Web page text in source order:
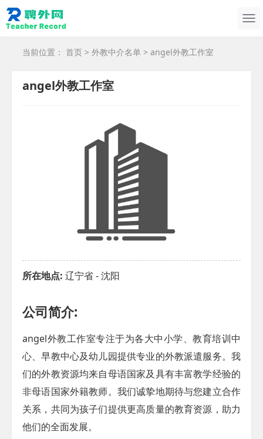
当前位置： 首页 > 外教中介名单 > angel外教工作室
angel外教工作室
所在地点: 辽宁省 - 沈阳
公司简介:
angel外教工作室专注于为各大中小学、教育培训中
心、早教中心及幼儿园提供专业的外教派遣服务。我
们的外教资源均来自母语国家及具有丰富教学经验的
非母语国家外籍教师。我们诚挚地期待与您建立合作
关系，共同为孩子们提供更高质量的教育资源，助力
他们的全面发展。